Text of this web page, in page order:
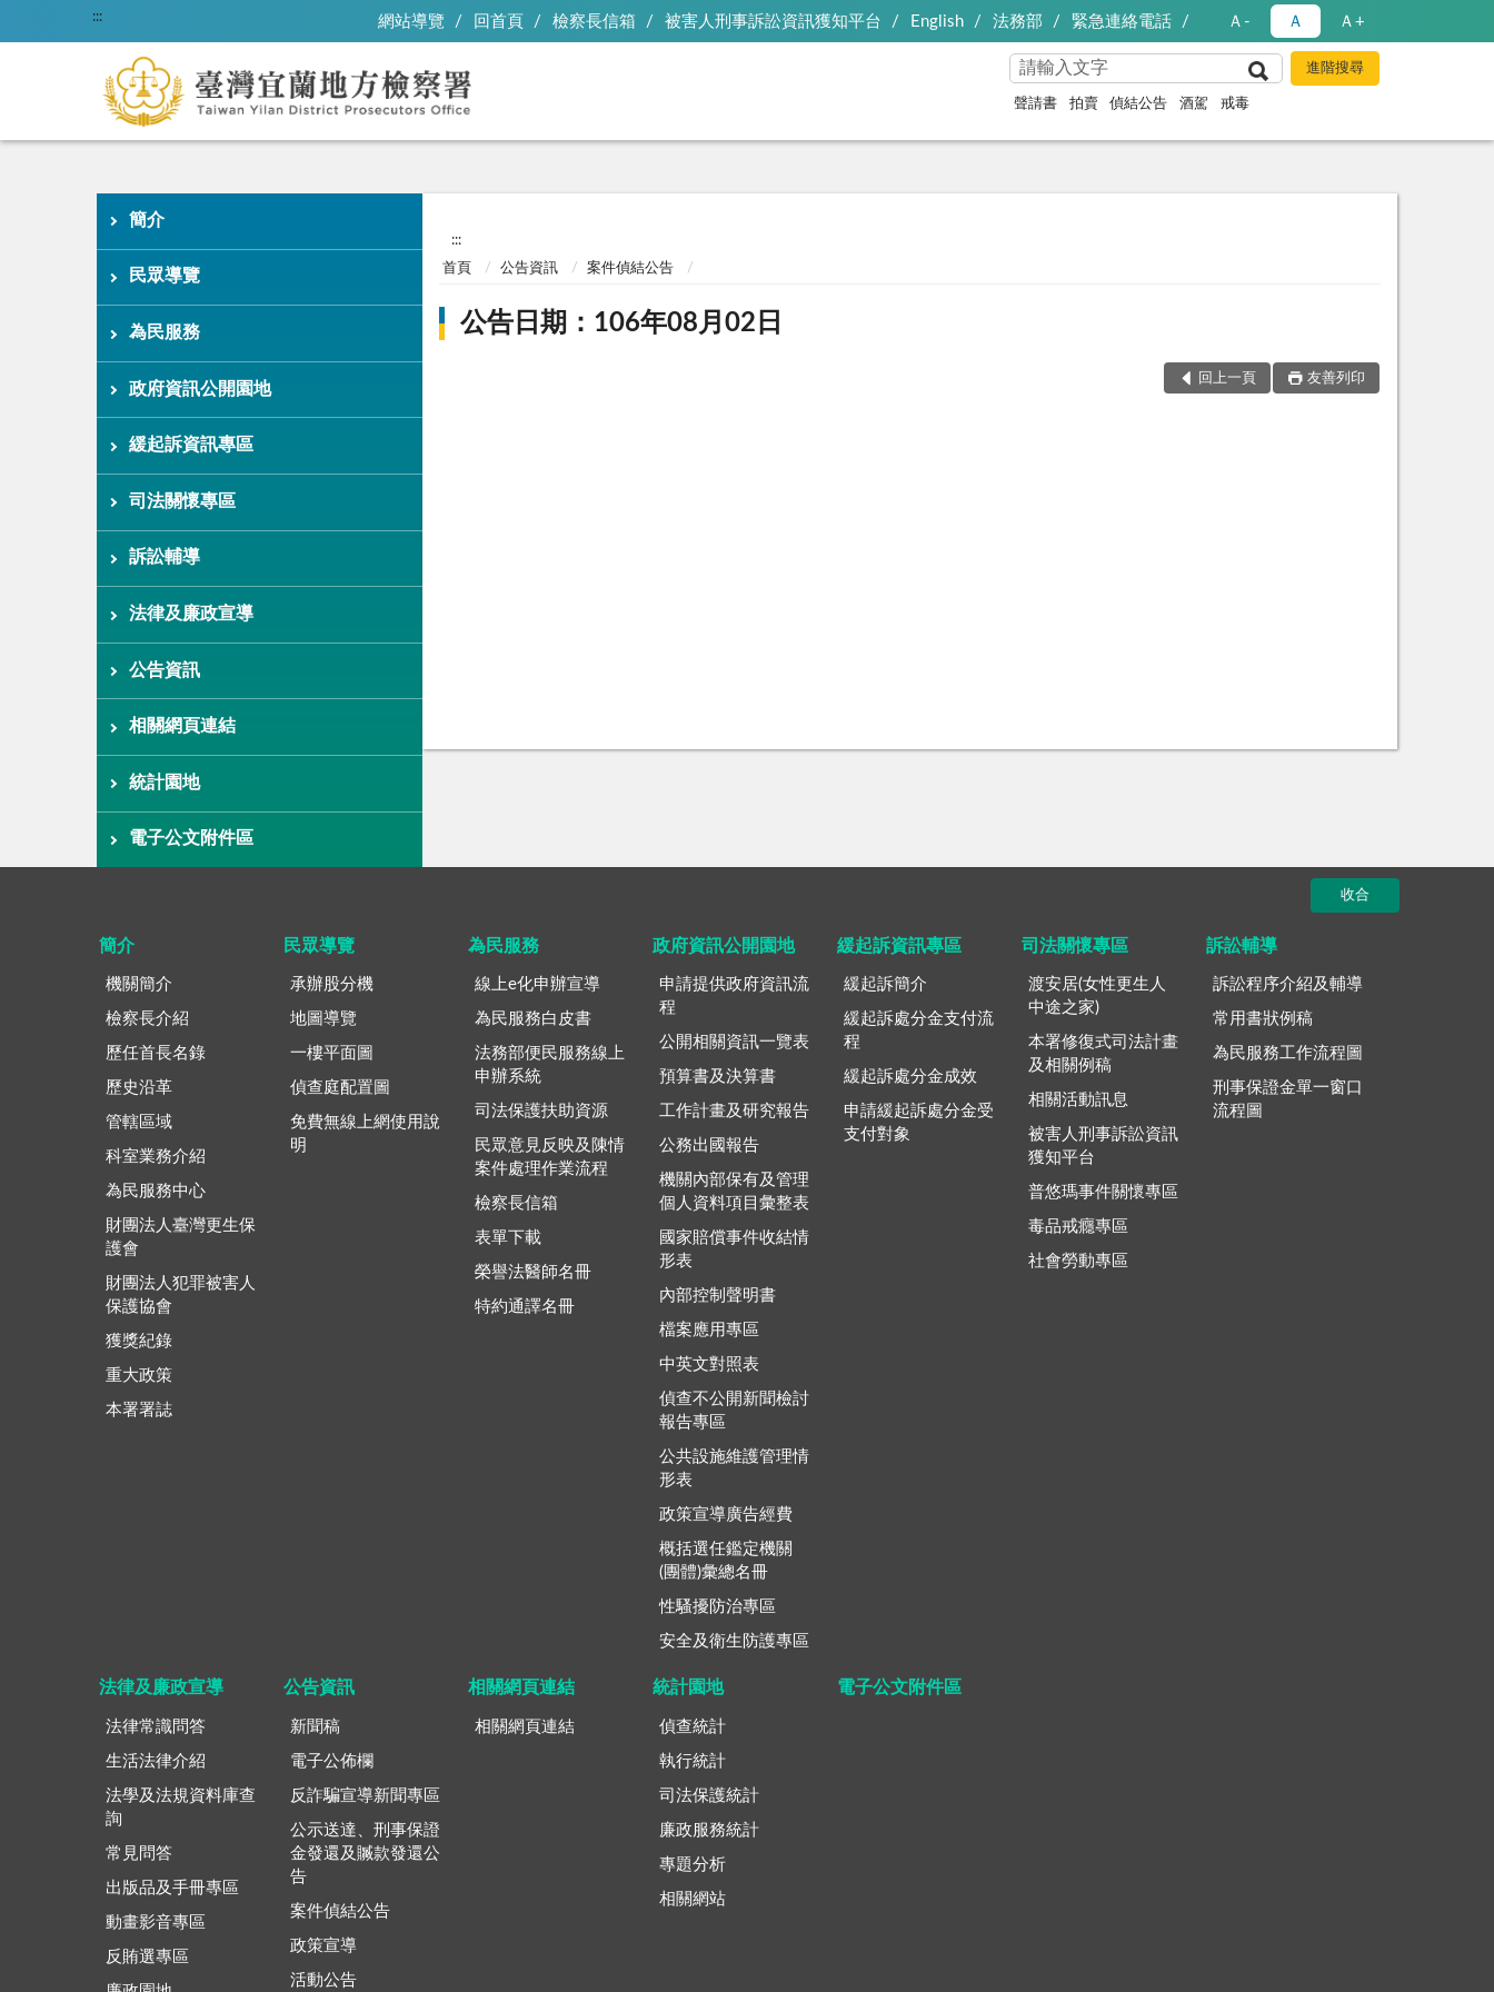
::: 網站導覽 回首頁 檢察長信箱 被害人刑事訴訟資訊獲知平台 English 法務部 緊急連絡電話 Ａ- Ａ Ａ+
聲請書 拍賣 偵結公告 酒駕 戒毒
簡介
民眾導覽
為民服務
政府資訊公開園地
緩起訴資訊專區
司法關懷專區
訴訟輔導
法律及廉政宣導
公告資訊
相關網頁連結
統計園地
電子公文附件區
:::
首頁 公告資訊 案件偵結公告
公告日期：106年08月02日
回上一頁 友善列印
收合
簡介
機關簡介
檢察長介紹
歷任首長名錄
歷史沿革
管轄區域
科室業務介紹
為民服務中心
財團法人臺灣更生保
護會
財團法人犯罪被害人
保護協會
獲獎紀錄
重大政策
本署署誌
民眾導覽
承辦股分機
地圖導覽
一樓平面圖
偵查庭配置圖
免費無線上網使用說
明
為民服務
線上e化申辦宣導
為民服務白皮書
法務部便民服務線上
申辦系統
司法保護扶助資源
民眾意見反映及陳情
案件處理作業流程
檢察長信箱
表單下載
榮譽法醫師名冊
特約通譯名冊
政府資訊公開園地
申請提供政府資訊流
程
公開相關資訊一覽表
預算書及決算書
工作計畫及研究報告
公務出國報告
機關內部保有及管理
個人資料項目彙整表
國家賠償事件收結情
形表
內部控制聲明書
檔案應用專區
中英文對照表
偵查不公開新聞檢討
報告專區
公共設施維護管理情
形表
政策宣導廣告經費
概括選任鑑定機關
(團體)彙總名冊
性騷擾防治專區
安全及衛生防護專區
緩起訴資訊專區
緩起訴簡介
緩起訴處分金支付流
程
緩起訴處分金成效
申請緩起訴處分金受
支付對象
司法關懷專區
渡安居(女性更生人
中途之家)
本署修復式司法計畫
及相關例稿
相關活動訊息
被害人刑事訴訟資訊
獲知平台
普悠瑪事件關懷專區
毒品戒癮專區
社會勞動專區
訴訟輔導
訴訟程序介紹及輔導
常用書狀例稿
為民服務工作流程圖
刑事保證金單一窗口
流程圖
法律及廉政宣導
法律常識問答
生活法律介紹
法學及法規資料庫查
詢
常見問答
出版品及手冊專區
動畫影音專區
反賄選專區
公告資訊
新聞稿
電子公佈欄
反詐騙宣導新聞專區
公示送達、刑事保證
金發還及贓款發還公
告
案件偵結公告
政策宣導
活動公告
相關網頁連結
相關網頁連結
統計園地
偵查統計
執行統計
司法保護統計
廉政服務統計
專題分析
相關網站
電子公文附件區